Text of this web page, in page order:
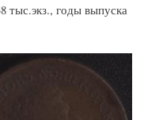
тыс.экз., годы выпуска